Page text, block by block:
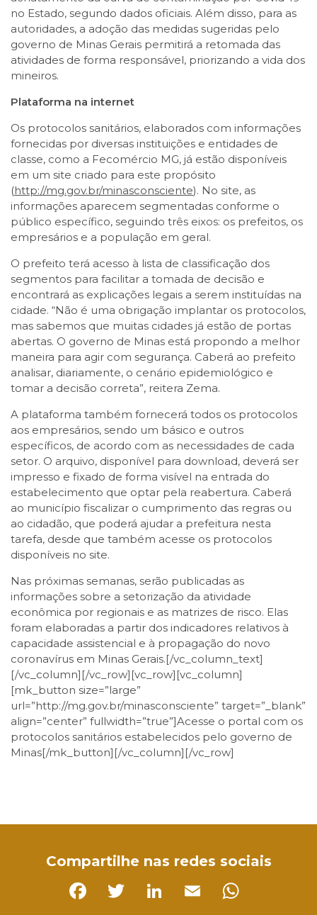
no Estado, segundo dados oficiais. Além disso, para as
autoridades, a adoção das medidas sugeridas pelo
governo de Minas Gerais permitirá a retomada das
atividades de forma responsável, priorizando a vida dos
mineiros.
Plataforma na internet
Os protocolos sanitários, elaborados com informações
fornecidas por diversas instituições e entidades de
classe, como a Fecomércio MG, já estão disponíveis
em um site criado para este propósito
(http://mg.gov.br/minasconsciente). No site, as
informações aparecem segmentadas conforme o
público específico, seguindo três eixos: os prefeitos, os
empresários e a população em geral.
O prefeito terá acesso à lista de classificação dos
segmentos para facilitar a tomada de decisão e
encontrará as explicações legais a serem instituídas na
cidade. “Não é uma obrigação implantar os protocolos,
mas sabemos que muitas cidades já estão de portas
abertas. O governo de Minas está propondo a melhor
maneira para agir com segurança. Caberá ao prefeito
analisar, diariamente, o cenário epidemiológico e
tomar a decisão correta”, reitera Zema.
A plataforma também fornecerá todos os protocolos
aos empresários, sendo um básico e outros
específicos, de acordo com as necessidades de cada
setor. O arquivo, disponível para download, deverá ser
impresso e fixado de forma visível na entrada do
estabelecimento que optar pela reabertura. Caberá
ao município fiscalizar o cumprimento das regras ou
ao cidadão, que poderá ajudar a prefeitura nesta
tarefa, desde que também acesse os protocolos
disponíveis no site.
Nas próximas semanas, serão publicadas as
informações sobre a setorização da atividade
econômica por regionais e as matrizes de risco. Elas
foram elaboradas a partir dos indicadores relativos à
capacidade assistencial e à propagação do novo
coronavírus em Minas Gerais.[/vc_column_text]
[/vc_column][/vc_row][vc_row][vc_column]
[mk_button size=”large”
url=”http://mg.gov.br/minasconsciente” target=”_blank”
align=”center” fullwidth=”true”]Acesse o portal com os
protocolos sanitários estabelecidos pelo governo de
Minas[/mk_button][/vc_column][/vc_row]
Compartilhe nas redes sociais